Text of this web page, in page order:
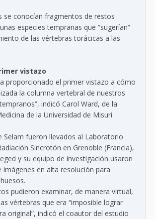
se conocían fragmentos de restos
especies tempranas que “sugerían”
de las vértebras torácicas a las
vistazo
proporcionado el primer vistazo a cómo
la columna vertebral de nuestros
indicó Carol Ward, de la
de la Universidad de Misuri
Selam fueron llevados al Laboratorio
Sincrotón en Grenoble (Francia),
y su equipo de investigación usaron
imágenes en alta resolución para
pudieron examinar, de manera virtual,
vértebras que era “imposible lograr
original”, indicó el coautor del estudio